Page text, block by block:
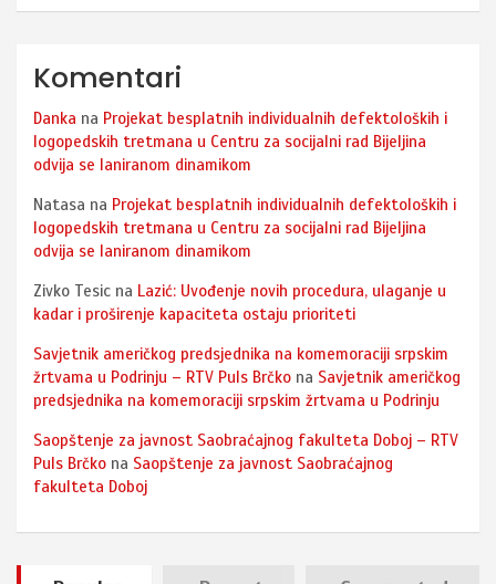
Komentari
Danka na Projekat besplatnih individualnih defektoloških i
logopedskih tretmana u Centru za socijalni rad Bijeljina
odvija se laniranom dinamikom
Natasa na Projekat besplatnih individualnih defektoloških i
logopedskih tretmana u Centru za socijalni rad Bijeljina
odvija se laniranom dinamikom
Zivko Tesic na Lazić: Uvođenje novih procedura, ulaganje u
kadar i proširenje kapaciteta ostaju prioriteti
Savjetnik američkog predsjednika na komemoraciji srpskim
žrtvama u Podrinju – RTV Puls Brčko na Savjetnik američkog
predsjednika na komemoraciji srpskim žrtvama u Podrinju
Saopštenje za javnost Saobraćajnog fakulteta Doboj – RTV
Puls Brčko na Saopštenje za javnost Saobraćajnog
fakulteta Doboj